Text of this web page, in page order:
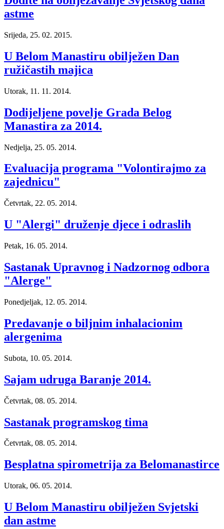
astme
Srijeda, 25. 02. 2015.
U Belom Manastiru obilježen Dan
ružičastih majica
Utorak, 11. 11. 2014.
Dodijeljene povelje Grada Belog
Manastira za 2014.
Nedjelja, 25. 05. 2014.
Evaluacija programa "Volontirajmo za
zajednicu"
Četvrtak, 22. 05. 2014.
U "Alergi" druženje djece i odraslih
Petak, 16. 05. 2014.
Sastanak Upravnog i Nadzornog odbora
"Alerge"
Ponedjeljak, 12. 05. 2014.
Predavanje o biljnim inhalacionim
alergenima
Subota, 10. 05. 2014.
Sajam udruga Baranje 2014.
Četvrtak, 08. 05. 2014.
Sastanak programskog tima
Četvrtak, 08. 05. 2014.
Besplatna spirometrija za Belomanastirce
Utorak, 06. 05. 2014.
U Belom Manastiru obilježen Svjetski
dan astme